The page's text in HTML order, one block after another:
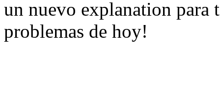
un nuevo explanation para
problemas de hoy!